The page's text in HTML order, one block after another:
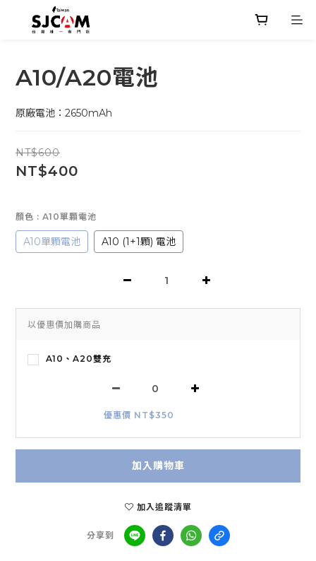
A10/A20電池
原廠電池：2650mAh
NT$600
NT$400
顏色 : A10單顆電池
A10單顆電池 A10 (1+1顆) 電池
以優惠價加購商品
A10、A20雙充
優惠價 NT$350
加入購物車
加入追蹤清單
分享到